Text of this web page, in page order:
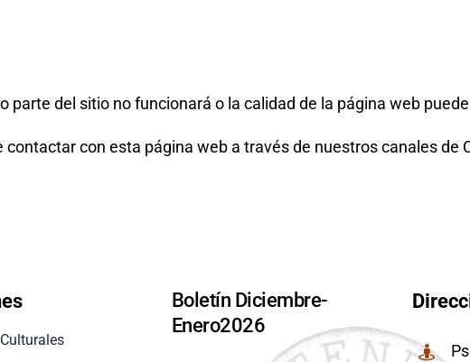
del sitio no funcionará o la calidad de la página web
con esta página web a través de nuestros canales de
Boletín Diciembre-
Enero2026